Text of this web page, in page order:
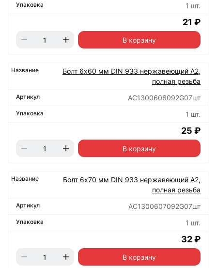
1 шт.
21 ₽
В корзину
Болт 6х60 мм DIN 933 нержавеющий А2,
полная резьба
АС1300606092G07шт
1 шт.
25 ₽
В корзину
Болт 6х70 мм DIN 933 нержавеющий А2,
полная резьба
АС1300607092G07шт
1 шт.
32 ₽
В корзину